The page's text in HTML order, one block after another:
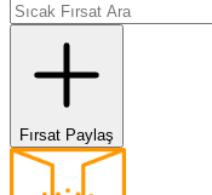
Fırsat Paylaş